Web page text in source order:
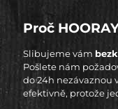
Proč
Slibujeme vám
Pošlete nám
do 24h nezávaznou
efektivně, protože